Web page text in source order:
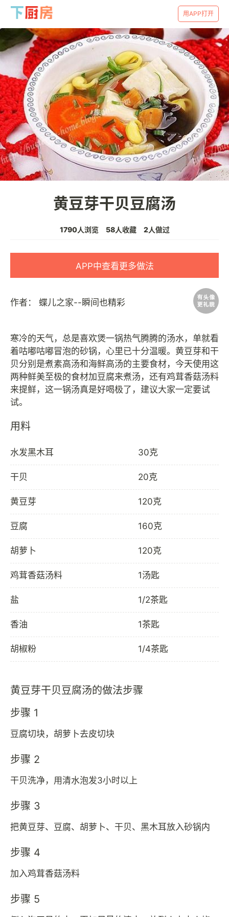
用APP打开
黄豆芽干贝豆腐汤
1790人浏览 58人收藏 2人做过
APP中查看更多做法
作者： 蝶儿之家--瞬间也精彩
寒冷的天气，总是喜欢煲一锅热气腾腾的汤水，单就看
着咕嘟咕嘟冒泡的砂锅，心里已十分温暖。黄豆芽和干
贝分别是煮素高汤和海鲜高汤的主要食材，今天使用这
两种鲜美至极的食材加豆腐来煮汤，还有鸡茸香菇汤料
来提鲜，这一锅汤真是好喝极了，建议大家一定要试
用料
水发黑木耳 30克
干贝 20克
黄豆芽 120克
豆腐 160克
胡萝卜 120克
鸡茸香菇汤料 1汤匙
盐 1/2茶匙
香油 1茶匙
胡椒粉 1/4茶匙
黄豆芽干贝豆腐汤的做法步骤
步骤 1
豆腐切块，胡萝卜去皮切块
步骤 2
干贝洗净，用清水泡发3小时以上
步骤 3
把黄豆芽、豆腐、胡萝卜、干贝、黑木耳放入砂锅内
步骤 4
加入鸡茸香菇汤料
步骤 5